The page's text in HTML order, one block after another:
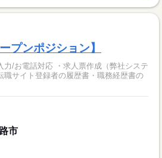
プンポジション】
力/お電話対応 ・求人票作成（弊社システ
職サイト登録者の履歴書・職務経歴書の
市